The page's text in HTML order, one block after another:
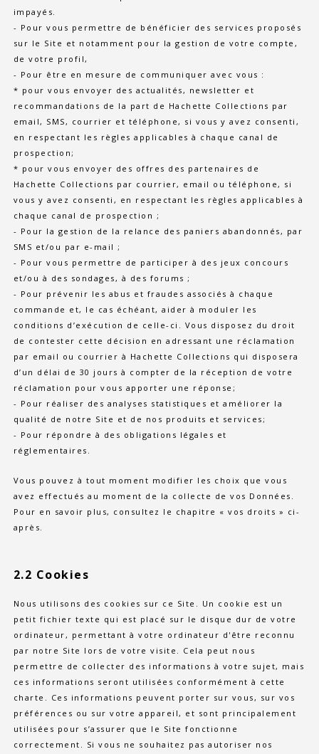
impayés.
- Pour vous permettre de bénéficier des services proposés
sur le Site et notamment pour la gestion de votre compte,
de votre profil,
- Pour être en mesure de communiquer avec vous :
* pour vous envoyer des actualités, newsletter et
recommandations de la part de Hachette Collections par
email, SMS, courrier et téléphone, si vous y avez consenti,
en respectant les règles applicables à chaque canal de
prospection;
* pour vous envoyer des offres des partenaires de
Hachette Collections par courrier, email ou téléphone, si
vous y avez consenti, en respectant les règles applicables à
chaque canal de prospection ;
- Pour la gestion de la relance des paniers abandonnés, par
SMS et/ou par e-mail ;
- Pour vous permettre de participer à des jeux concours
et/ou à des sondages, à des forums ;
- Pour prévenir les abus et fraudes associés à chaque
commande et, le cas échéant, aider à moduler les
conditions d’exécution de celle-ci. Vous disposez du droit
de contester cette décision en adressant une réclamation
par email ou courrier à Hachette Collections qui disposera
d’un délai de 30 jours à compter de la réception de votre
réclamation pour vous apporter une réponse;
- Pour réaliser des analyses statistiques et améliorer la
qualité de notre Site et de nos produits et services;
- Pour répondre à des obligations légales et
réglementaires.
Vous pouvez à tout moment modifier les choix que vous
avez effectués au moment de la collecte de vos Données.
Pour en savoir plus, consultez le chapitre « vos droits » ci-
après.
2.2 Cookies
Nous utilisons des cookies sur ce Site. Un cookie est un
petit fichier texte qui est placé sur le disque dur de votre
ordinateur, permettant à votre ordinateur d'être reconnu
par notre Site lors de votre visite. Cela peut nous
permettre de collecter des informations à votre sujet, mais
ces informations seront utilisées conformément à cette
charte. Ces informations peuvent porter sur vous, sur vos
préférences ou sur votre appareil, et sont principalement
utilisées pour s’assurer que le Site fonctionne
correctement. Si vous ne souhaitez pas autoriser nos